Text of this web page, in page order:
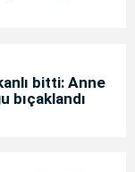
bitti: Anne
bıçaklandı